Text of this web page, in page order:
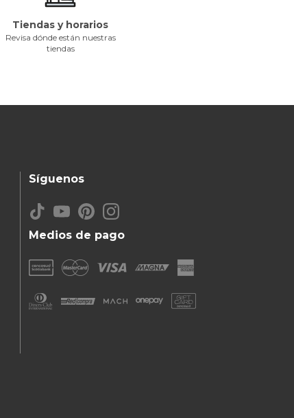
Tiendas y horarios
Revisa dónde están nuestras
tiendas
Medios de pago
Síguenos